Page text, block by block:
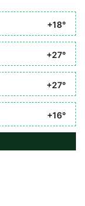
+18°
+27°
+27°
+16°